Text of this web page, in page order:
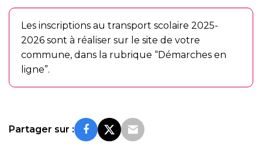
Les inscriptions au transport scolaire 2025-
2026 sont à réaliser sur le site de votre
commune, dans la rubrique “Démarches en
ligne”.
Partager sur :